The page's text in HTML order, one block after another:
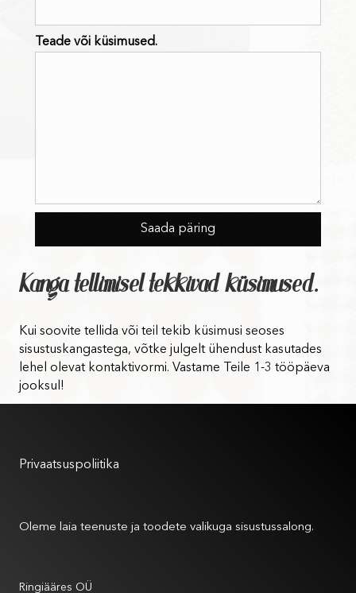
Teade või küsimused.
Kanga tellimisel tekkivad küsimused.
Kui soovite tellida või teil tekib küsimusi seoses
sisustuskangastega, võtke julgelt ühendust kasutades
lehel olevat kontaktivormi. Vastame Teile 1-3 tööpäeva
jooksul!
Privaatsuspoliitika
Oleme laia teenuste ja toodete valikuga sisustussalong.
Ringiääres OÜ